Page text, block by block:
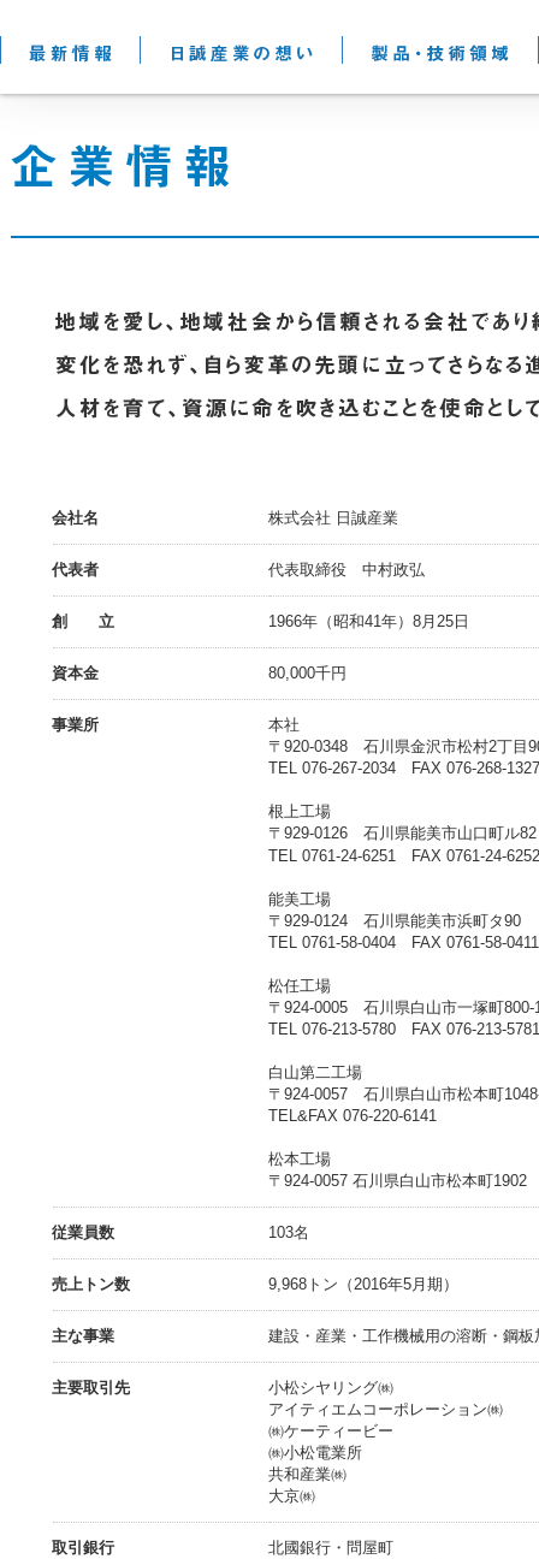
会社名 株式会社 日誠産業
代表者 代表取締役 中村政弘
創 立 1966年（昭和41年）8月25日
資本金 80,000千円
事業所
本社
〒920-0348 石川県金沢市松村2丁目
TEL 076-267-2034 FAX 076-268-
根上工場
〒929-0126 石川県能美市山口町ル82
TEL 0761-24-6251 FAX 0761-24-
能美工場
〒929-0124 石川県能美市浜町タ90
TEL 0761-58-0404 FAX 0761-58-0411
松任工場
〒924-0005 石川県白山市一塚町800-
TEL 076-213-5780 FAX 076-213-
白山第二工場
〒924-0057 石川県白山市松本町
TEL&FAX 076-220-6141
松本工場
〒924-0057 石川県白山市松本町1902
従業員数 103名
売上トン数 9,968トン（2016年5月期）
主な事業 建設・産業・工作機械用の溶断・鋼板
主要取引先
小松シヤリング㈱
アイティエムコーポレーション㈱
㈱ケーティービー
㈱小松電業所
共和産業㈱
大京㈱
取引銀行
北國銀行・問屋町